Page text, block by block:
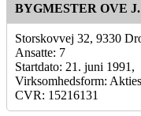
BYGMESTER OVE
Storskovvej 32, 9330
Ansatte: 7
Startdato: 21. juni 1991,
Virksomhedsform:
CVR: 15216131